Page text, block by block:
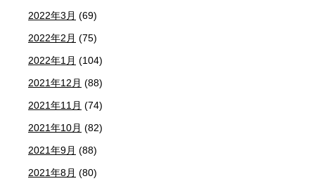
2022年3月 (69)
2022年2月 (75)
2022年1月 (104)
2021年12月 (88)
2021年11月 (74)
2021年10月 (82)
2021年9月 (88)
2021年8月 (80)